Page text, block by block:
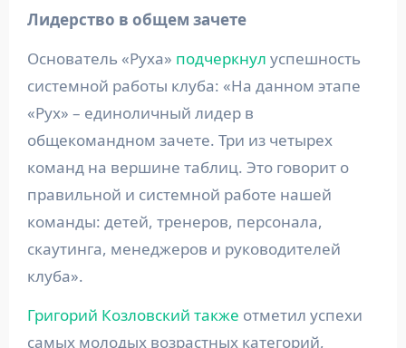
Лидерство в общем зачете
Основатель «Руха» подчеркнул успешность
системной работы клуба: «На данном этапе
«Рух» – единоличный лидер в
общекомандном зачете. Три из четырех
команд на вершине таблиц. Это говорит о
правильной и системной работе нашей
команды: детей, тренеров, персонала,
скаутинга, менеджеров и руководителей
клуба».
Григорий Козловский также отметил успехи
самых молодых возрастных категорий,